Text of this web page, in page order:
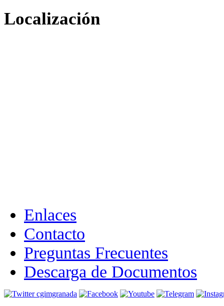
Localización
Enlaces
Contacto
Preguntas Frecuentes
Descarga de Documentos